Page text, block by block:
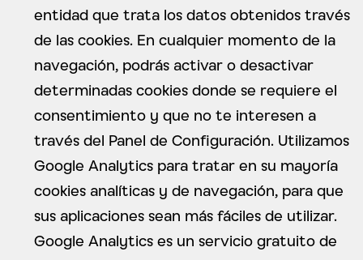
entidad que trata los datos obtenidos través
de las cookies. En cualquier momento de la
navegación, podrás activar o desactivar
determinadas cookies donde se requiere el
consentimiento y que no te interesen a
través del Panel de Configuración. Utilizamos
Google Analytics para tratar en su mayoría
cookies analíticas y de navegación, para que
sus aplicaciones sean más fáciles de utilizar.
Google Analytics es un servicio gratuito de